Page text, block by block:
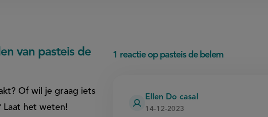
van pasteis de
Of wil je graag iets
het weten!
1 reactie op pasteis de belem
Ellen Do casal
14-12-2023